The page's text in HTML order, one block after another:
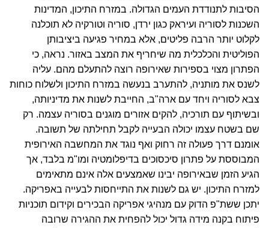
הסיבות לתנודדת העמים הגדולה. במזרח התיכון, המדינות
השכנות לסוריה ועיראק כגון ירדן, סוריה וטורקיה לא תוכלנה
לקלוט יותר הרבה פליטים, אלא במחיר פגיעה ביציבותן
הפוליטית והכלכלית מה שיחריף את המצב באזור. נראה, כי
הפתרון מצוי בספירות שאירופה רוצה להתעלם מהם. עליה
לשנס את מותניה, להתערב בנעשה במזרח התיכון ולשלוח כוחות
צבא לסוריה ויחד עם ארה"ב, החייבת לשנות את מדיניותה,
ובשיתוף עם תורכיה, להקים אזורים מוגנים בסוריה עצמה. רק
שם בשטח עצמו יכולה הבעייה לקבל תחילתה של תשובה.
אומנם דרך פעולה זה רחוק ואף נוגד את המחשבה האירופית
המבוססת על פתרון סיכסוכים בדיפלומטיה ומו"מ בלבד, אך
הגיע הזמן שבאירופה יבינו שאמצעים אלה אינם מתאימים
למזרח התיכון. יש גם לשנות את התייחסות לבעייה באפריקה.
יתכן ששת"פ הדוק עם מנהיגי אפריקה הבכירים וקידום תוכניות
פיתוח בקנה מידה גדול יכול להפחית את ההגירה שרובה